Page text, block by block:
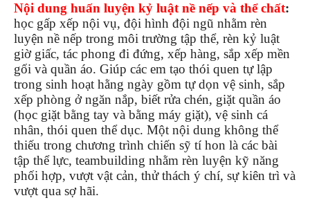
Nội dung huấn luyện kỷ luật nề nếp và thể chất:
học gấp xếp nội vụ, đội hình đội ngũ nhằm rèn
luyện nề nếp trong môi trường tập thể, rèn kỷ luật
giờ giấc, tác phong đi đứng, xếp hàng, sắp xếp mền
gối và quần áo. Giúp các em tạo thói quen tự lập
trong sinh hoạt hằng ngày gồm tự dọn vệ sinh, sắp
xếp phòng ở ngăn nắp, biết rửa chén, giặt quần áo
(học giặt bằng tay và bằng máy giặt), vệ sinh cá
nhân, thói quen thể dục. Một nội dung không thể
thiếu trong chương trình chiến sỹ tí hon là các bài
tập thể lực, teambuilding nhằm rèn luyện kỹ năng
phối hợp, vượt vật cản, thử thách ý chí, sự kiên trì và
vượt qua sợ hãi.